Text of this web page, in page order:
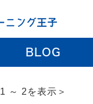
BLOG
～ 2を表示＞